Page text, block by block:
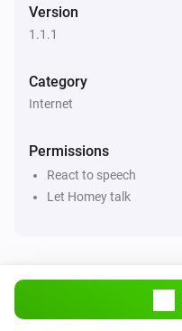
Version
1.1.1
Category
Internet
Permissions
React to speech
Let Homey talk